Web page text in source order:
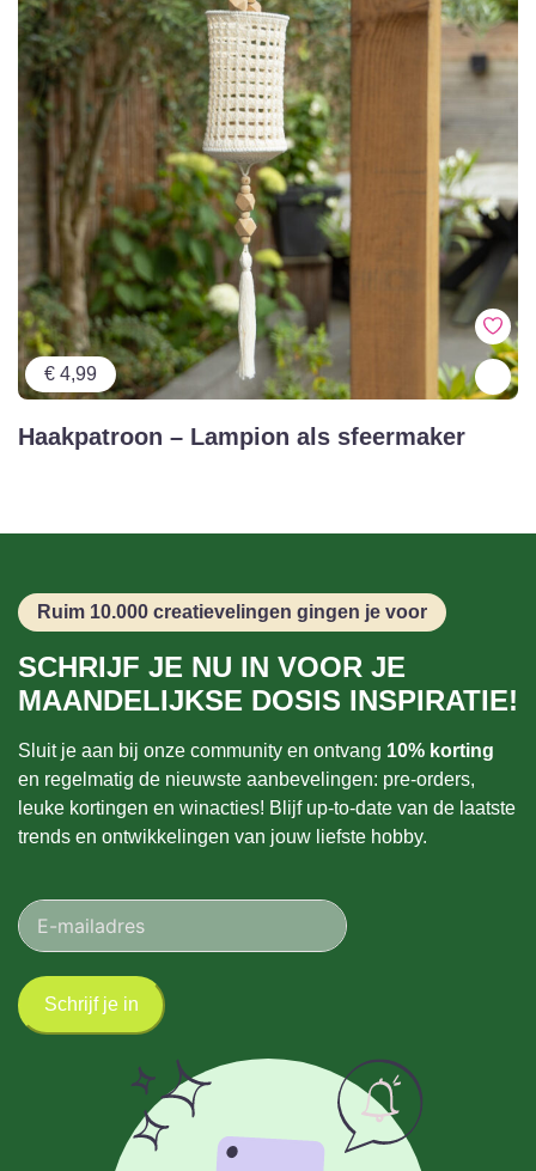
€ 4,99
Haakpatroon – Lampion als sfeermaker
Ruim 10.000 creatievelingen gingen je voor
SCHRIJF JE NU IN VOOR JE
MAANDELIJKSE DOSIS INSPIRATIE!
Sluit je aan bij onze community en ontvang 10% korting
en regelmatig de nieuwste aanbevelingen: pre-orders,
leuke kortingen en winacties! Blijf up-to-date van de laatste
trends en ontwikkelingen van jouw liefste hobby.
Schrijf je in